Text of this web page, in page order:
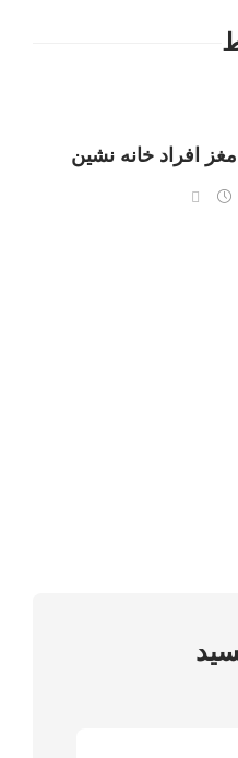
افراد خانه نشین